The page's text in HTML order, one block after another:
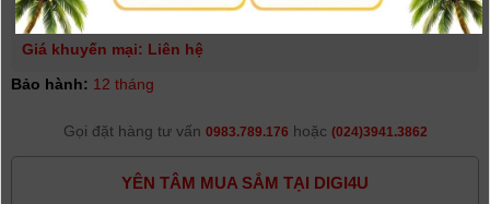
Giá niêm yết:
Giá khuyến mại: Liên hệ
Bảo hành: 12 tháng
Gọi đặt hàng tư vấn 0983.789.176 hoặc (024)3941.3862
YÊN TÂM MUA SẮM TẠI DIGI4U